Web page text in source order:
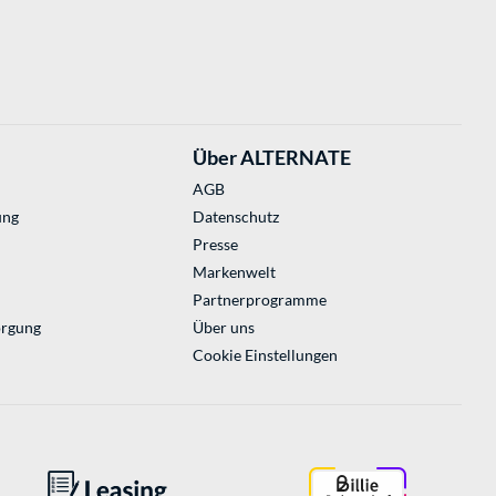
Über ALTERNATE
AGB
Datenschutz
Presse
Markenwelt
Partnerprogramme
Über uns
Cookie Einstellungen